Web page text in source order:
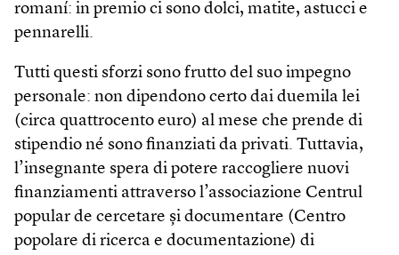
romaní: in premio ci sono dolci, matite, astucci e
pennarelli.
Tutti questi sforzi sono frutto del suo impegno
personale: non dipendono certo dai duemila lei
(circa quattrocento euro) al mese che prende di
stipendio né sono finanziati da privati. Tuttavia,
l’insegnante spera di potere raccogliere nuovi
finanziamenti attraverso l’associazione Centrul
popular de cercetare și documentare (Centro
popolare di ricerca e documentazione) di